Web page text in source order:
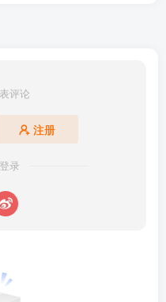
评论
注册
录